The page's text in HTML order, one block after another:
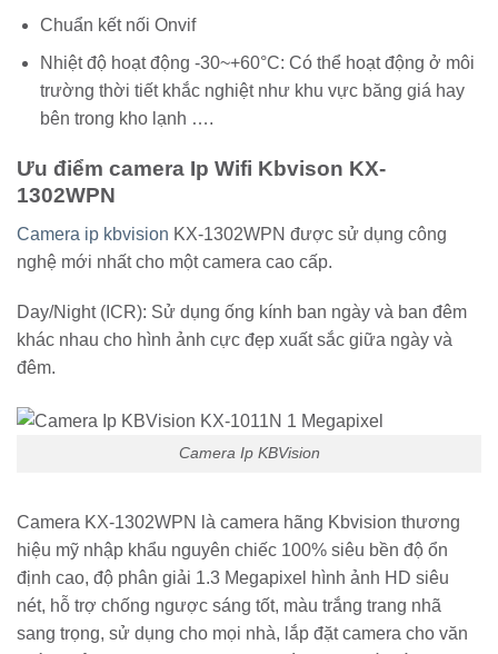
Chuẩn kết nối Onvif
Nhiệt độ hoạt động -30~+60°C: Có thể hoạt động ở môi
trường thời tiết khắc nghiệt như khu vực băng giá hay
bên trong kho lạnh ….
Ưu điểm camera Ip Wifi Kbvison KX-
1302WPN
Camera ip kbvision KX-1302WPN được sử dụng công
nghệ mới nhất cho một camera cao cấp.
Day/Night (ICR): Sử dụng ống kính ban ngày và ban đêm
khác nhau cho hình ảnh cực đẹp xuất sắc giữa ngày và
đêm.
Camera Ip KBVision
Camera KX-1302WPN là camera hãng Kbvision thương
hiệu mỹ nhập khẩu nguyên chiếc 100% siêu bền độ ổn
định cao, độ phân giải 1.3 Megapixel hình ảnh HD siêu
nét, hỗ trợ chống ngược sáng tốt, màu trắng trang nhã
sang trọng, sử dụng cho mọi nhà, lắp đặt camera cho văn